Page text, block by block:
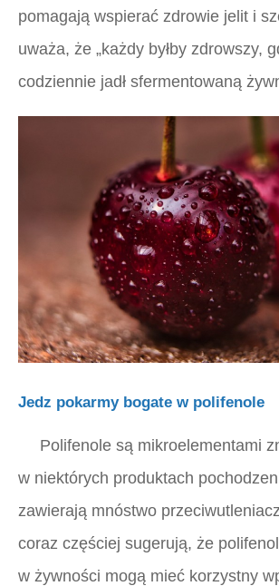
pomagają wspierać zdrowie jelit i
uważa, że ​​„każdy byłby zdrowszy,
codziennie jadł sfermentowaną
Jedz pokarmy bogate w polifenole
Polifenole są mikroelementami
w niektórych produktach
zawierają mnóstwo
coraz częściej sugerują, że
w żywności mogą mieć korzystny